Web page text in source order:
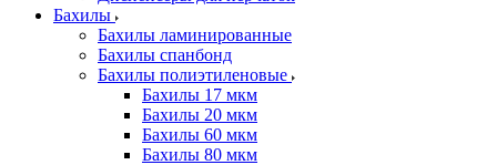
Бахилы
Бахилы ламинированные
Бахилы спанбонд
Бахилы полиэтиленовые
Бахилы 17 мкм
Бахилы 20 мкм
Бахилы 60 мкм
Бахилы 80 мкм